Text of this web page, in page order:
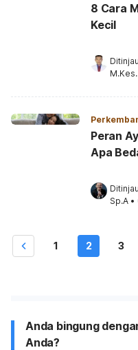
8 Cara
Kecil
M.Kes.
Peran
Apa
Sp.A •
1 2 3
Anda bingung
Anda?